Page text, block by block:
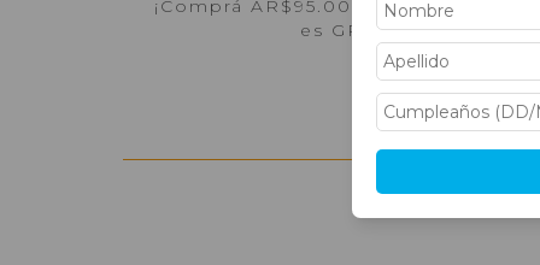
¡Comprá AR$95.000,- o más y el
es GRATIS!